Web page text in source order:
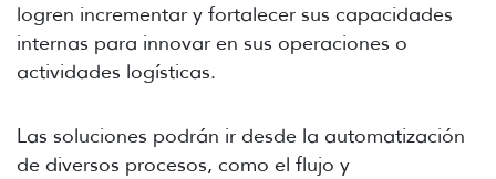
logren incrementar y fortalecer sus capacidades
internas para innovar en sus operaciones o
actividades logísticas.
Las soluciones podrán ir desde la automatización
de diversos procesos, como el flujo y